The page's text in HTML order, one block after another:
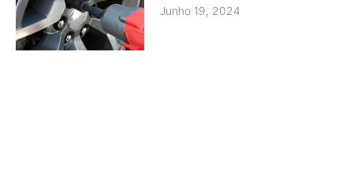
Junho 19, 2024